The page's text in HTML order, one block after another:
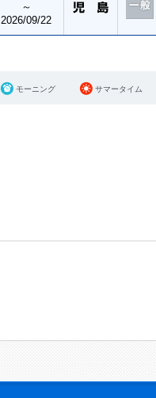
～
2026/09/22
モーニング サマータイム